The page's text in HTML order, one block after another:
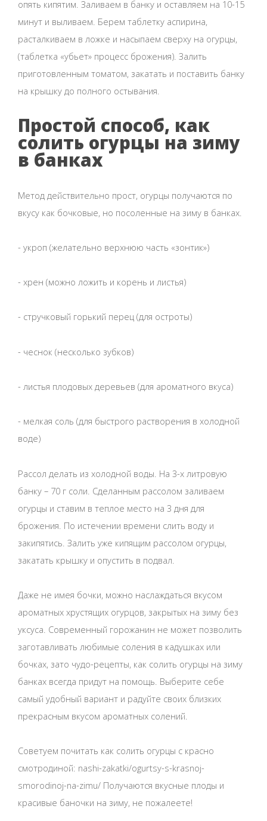
опять кипятим. Заливаем в банку и оставляем на 10-15
минут и выливаем. Берем таблетку аспирина,
расталкиваем в ложке и насыпаем сверху на огурцы,
(таблетка «убьет» процесс брожения). Залить
приготовленным томатом, закатать и поставить банку
на крышку до полного остывания.
Простой способ, как
солить огурцы на зиму
в банках
Метод действительно прост, огурцы получаются по
вкусу как бочковые, но посоленные на зиму в банках.
- укроп (желательно верхнюю часть «зонтик»)
- хрен (можно ложить и корень и листья)
- стручковый горький перец (для остроты)
- чеснок (несколько зубков)
- листья плодовых деревьев (для ароматного вкуса)
- мелкая соль (для быстрого растворения в холодной
воде)
Рассол делать из холодной воды. На 3-х литровую
банку – 70 г соли. Сделанным рассолом заливаем
огурцы и ставим в теплое место на 3 дня для
брожения. По истечении времени слить воду и
закипятись. Залить уже кипящим рассолом огурцы,
закатать крышку и опустить в подвал.
Даже не имея бочки, можно наслаждаться вкусом
ароматных хрустящих огурцов, закрытых на зиму без
уксуса. Современный горожанин не может позволить
заготавливать любимые соления в кадушках или
бочках, зато чудо-рецепты, как солить огурцы на зиму
банках всегда придут на помощь. Выберите себе
самый удобный вариант и радуйте своих близких
прекрасным вкусом ароматных солений.
Советуем почитать как солить огурцы с красно
смотродиной: nashi-zakatki/ogurtsy-s-krasnoj-
smorodinoj-na-zimu/ Получаются вкусные плоды и
красивые баночки на зиму, не пожалеете!